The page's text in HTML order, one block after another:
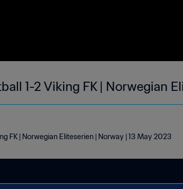
1-2 Viking FK | Norwegian
FK | Norwegian Eliteserien | Norway | 13 May 2023